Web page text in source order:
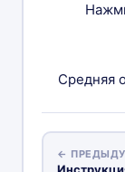
Средняя
←